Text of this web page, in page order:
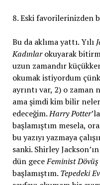
8. Eski favorilerinizden
Bu da aklıma yattı. Yılı
Kadınlarokuyarak
uzun zamandır
okumak istiyordum
ayrıntı var, 2) o zaman
ama şimdi kim bilir neler
edeceğim.Harry Potter
başlamıştım mesela,
bu yazıyı yazmaya
sanki. Shirley Jackson’ın
dün geceFeminist
başlamıştım. Tepedeki Ev